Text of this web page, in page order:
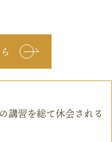
講習を総て休会される